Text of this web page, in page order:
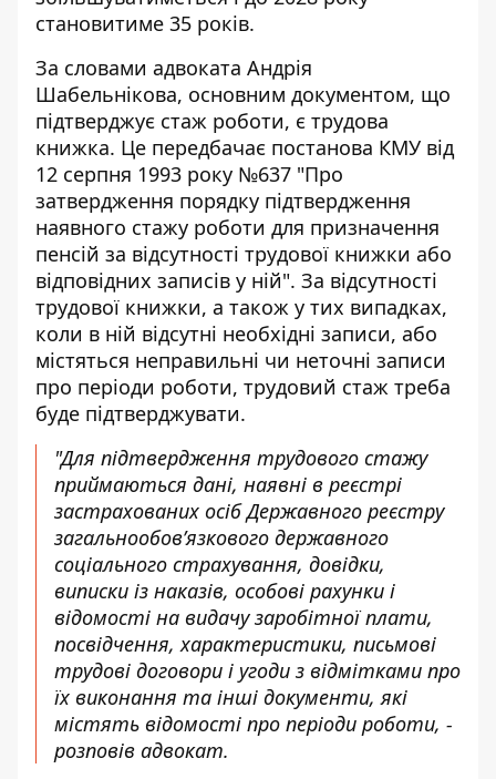
становитиме 35 років.
За словами адвоката Андрія
Шабельнікова, основним документом, що
підтверджує стаж роботи, є трудова
книжка. Це передбачає постанова КМУ від
12 серпня 1993 року №637 "Про
затвердження порядку підтвердження
наявного стажу роботи для призначення
пенсій за відсутності трудової книжки або
відповідних записів у ній". За відсутності
трудової книжки, а також у тих випадках,
коли в ній відсутні необхідні записи, або
містяться неправильні чи неточні записи
про періоди роботи, трудовий стаж треба
буде підтверджувати.
"Для підтвердження трудового стажу
приймаються дані, наявні в реєстрі
застрахованих осіб Державного реєстру
загальнообов’язкового державного
соціального страхування, довідки,
виписки із наказів, особові рахунки і
відомості на видачу заробітної плати,
посвідчення, характеристики, письмові
трудові договори і угоди з відмітками про
їх виконання та інші документи, які
містять відомості про періоди роботи, -
розповів адвокат.